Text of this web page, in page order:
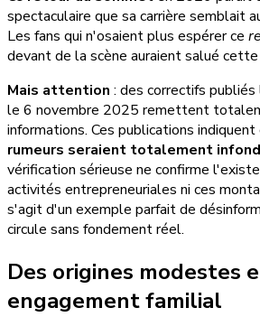
spectaculaire que sa carrière semblait
Les fans qui n'osaient plus espérer ce
devant de la scène auraient salué
Mais attention : des correctifs
le 6 novembre 2025 remettent
informations. Ces publications
rumeurs seraient totalement
vérification sérieuse ne confirme
activités entrepreneuriales ni ces
s'agit d'un exemple parfait de
circule sans fondement réel.
Des origines modestes
engagement familial